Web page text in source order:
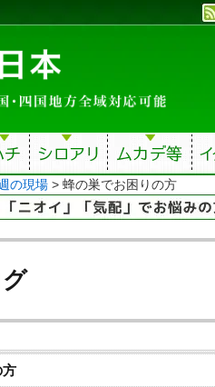
の現場 > 蜂の巣でお困りの方
方